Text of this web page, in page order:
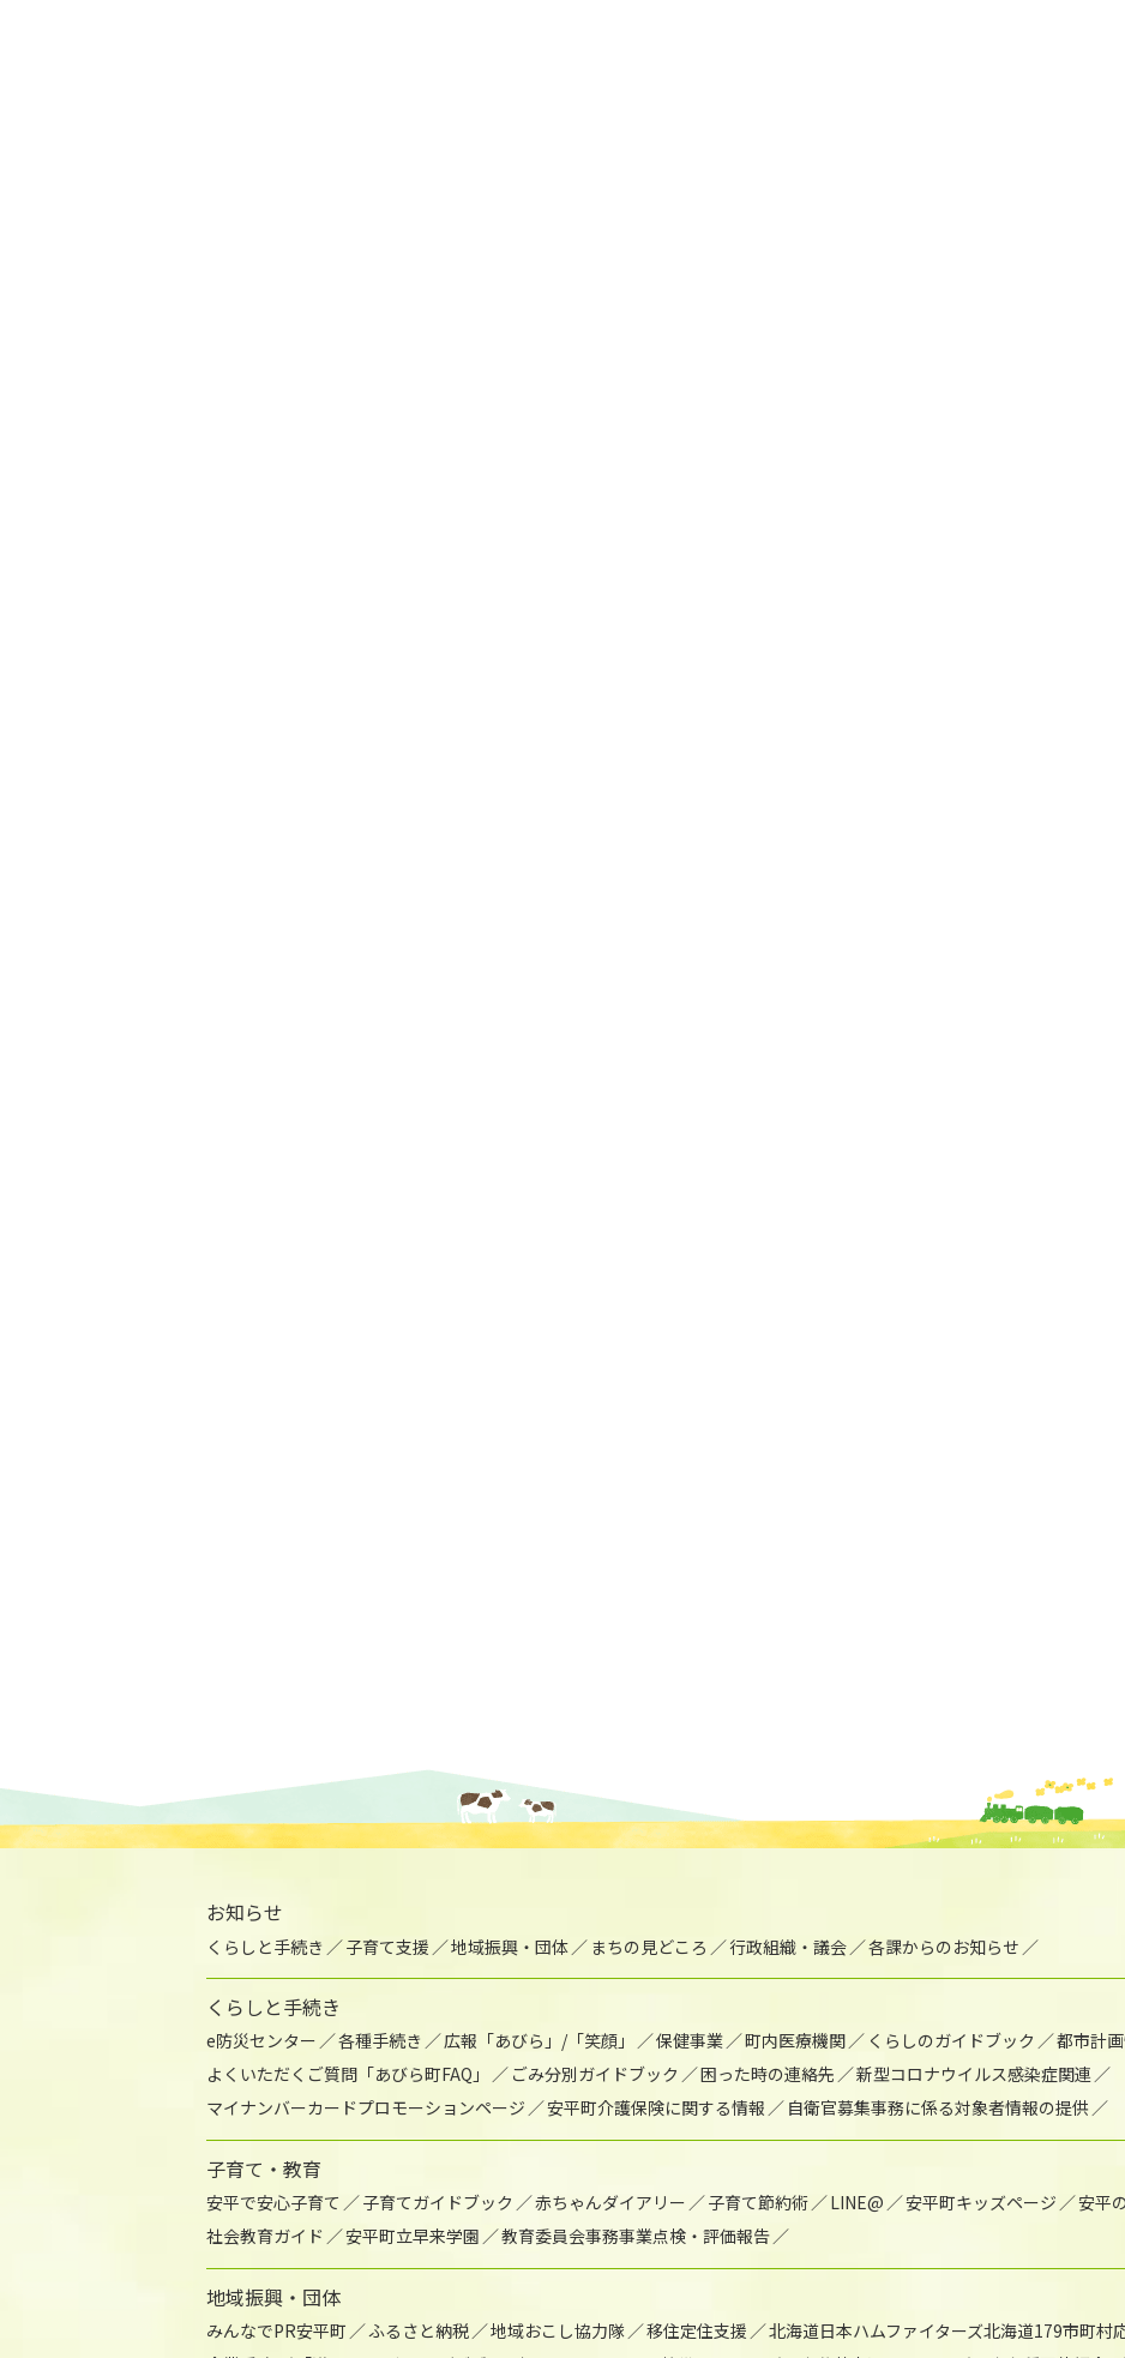
お知らせ
くらしと手続き 子育て支援 地域振興・団体 まちの見どころ 行政組織・議会 各課からのお知らせ
くらしと手続き
e防災センター 各種手続き 広報「あびら」/「笑顔」 保健事業 町内医療機関 くらしのガイドブック 都市計
よくいただくご質問「あびら町FAQ」
ごみ分別ガイドブック 困った時の連絡先
新型コロナウイルス感染症関連
マイナンバーカードプロモーションページ
安平町介護保険に関する情報 自衛官募集事務に係る対象者情報の提供
子育て・教育
安平で安心子育て 子育てガイドブック 赤ちゃんダイアリー 子育て節約術 LINE@ 安平町キッズページ 安平
社会教育ガイド
安平町立早来学園 教育委員会事務事業点検・評価報告
地域振興・団体
みんなでPR安平町 ふるさと納税 地域おこし協力隊 移住定住支援 北海道日本ハムファイターズ北海道179市町村